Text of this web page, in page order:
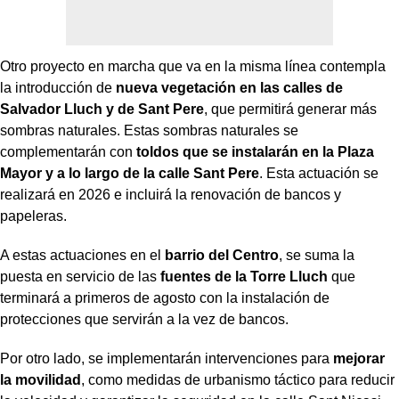
Otro proyecto en marcha que va en la misma línea contempla
la introducción de nueva vegetación en las calles de
Salvador Lluch y de Sant Pere, que permitirá generar más
sombras naturales. Estas sombras naturales se
complementarán con toldos que se instalarán en la Plaza
Mayor y a lo largo de la calle Sant Pere. Esta actuación se
realizará en 2026 e incluirá la renovación de bancos y
papeleras.
A estas actuaciones en el barrio del Centro, se suma la
puesta en servicio de las fuentes de la Torre Lluch que
terminará a primeros de agosto con la instalación de
protecciones que servirán a la vez de bancos.
Por otro lado, se implementarán intervenciones para mejorar
la movilidad , como medidas de urbanismo táctico para reducir